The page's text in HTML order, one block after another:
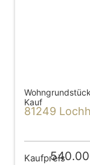
Kauf
81249
Kaufpreis